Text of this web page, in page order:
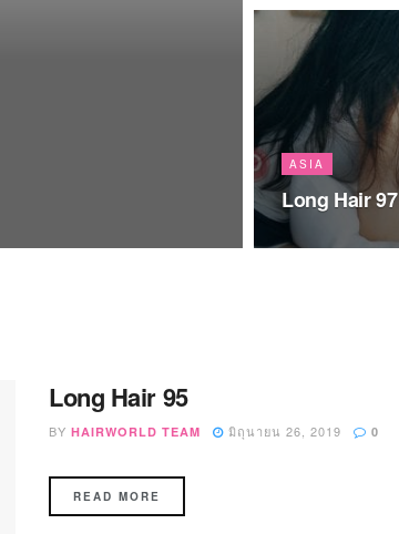
ASIA
Long Hair 97
Long Hair 95
BY HAIRWORLD TEAM มิถุนายน 26, 2019 0
READ MORE